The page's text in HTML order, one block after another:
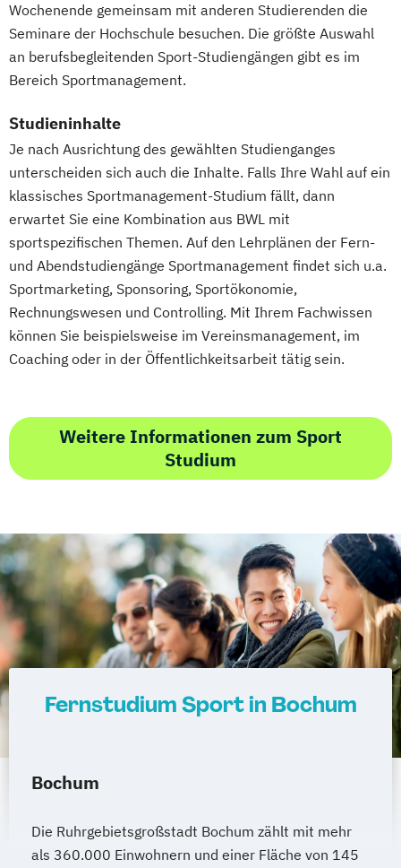
UX & Service Design
UX-Design
Wirtschaftsingenieurwesen
Wirtschaftsingenieurwesen und
Wirtschaftspsychologie & Künstliche
Intelligenz
Wirtschaftspsychologie & Leadership
Wirtschaftspsychologie (DE/EN))
Wirtschaftspsychologie im Online-
Abendstudium
Wirtschaftsrecht
Wirtschaftswissenschaften
Wochenende gemeinsam mit anderen Studierenden die
Seminare der Hochschule besuchen. Die größte Auswahl
an berufsbegleitenden Sport-Studiengängen gibt es im
Bereich Sportmanagement.
Studieninhalte
Je nach Ausrichtung des gewählten Studienganges
unterscheiden sich auch die Inhalte. Falls Ihre Wahl auf ein
klassisches Sportmanagement-Studium fällt, dann
erwartet Sie eine Kombination aus BWL mit
sportspezifischen Themen. Auf den Lehrplänen der Fern-
und Abendstudiengänge Sportmanagement findet sich u.a.
Sportmarketing, Sponsoring, Sportökonomie,
Rechnungswesen und Controlling. Mit Ihrem Fachwissen
können Sie beispielsweise im Vereinsmanagement, im
Coaching oder in der Öffentlichkeitsarbeit tätig sein.
Weitere Informationen zum Sport
Studium
Fernstudium Sport in Bochum
Bochum
Die Ruhrgebietsgroßstadt Bochum zählt mit mehr
als 360.000 Einwohnern und einer Fläche von 145